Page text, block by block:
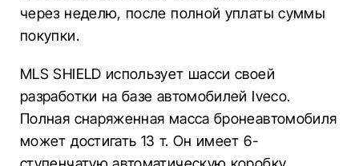
через неделю, после полной уплаты суммы
покупки.
MLS SHIELD использует шасси своей
разработки на базе автомобилей Iveco.
Полная снаряженная масса бронеавтомобиля
может достигать 13 т. Он имеет 6-